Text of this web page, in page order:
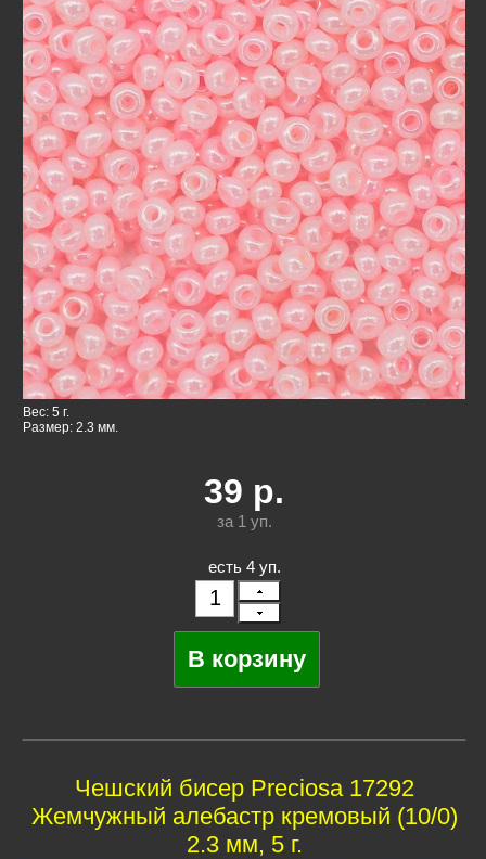
Вес: 5 г.
Размер: 2.3 мм.
39 р.
за 1 уп.
есть 4 уп.
Чешский бисер Preciosa 17292
Жемчужный алебастр кремовый (10/0)
2.3 мм, 5 г.